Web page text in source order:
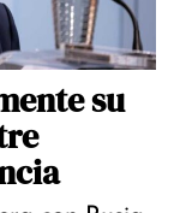
su